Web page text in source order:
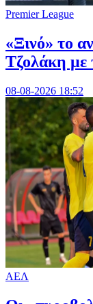
Premier League
«Ξινό» το
Τζολάκη με
08-08-2026 18:52
ΑΕΛ